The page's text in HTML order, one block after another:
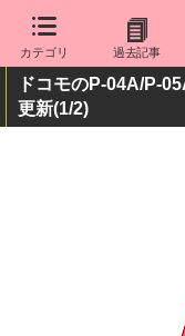
カテゴリ 過去記事
ドコモのP-04A/P-
更新(1/2)